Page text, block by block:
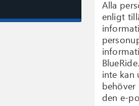
Alla
enligt
inte kan
den e-